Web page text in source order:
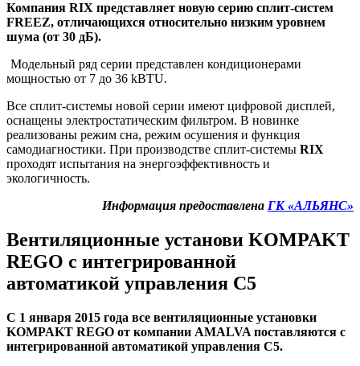
Компания RIX представляет новую серию сплит-систем
FREEZ, отличающихся относительно низким уровнем
шума (от 30 дБ).
Модельный ряд серии представлен кондиционерами
мощностью от 7 до 36 kBTU.
Все сплит-системы новой серии имеют цифровой дисплей,
оснащены электростатическим фильтром. В новинке
реализованы режим сна, режим осушения и функция
самодиагностики. При производстве сплит-системы RIX
проходят испытания на энергоэффективность и
экологичность.
Информация предоставлена ГК «АЛЬЯНС»
Вентиляционные установи KOMPAKT
REGO с интегрированной
автоматикой управления C5
С 1 января 2015 года все вентиляционные установки
KOMPAKT REGO от компании AMALVA поставляются с
интегрированной автоматикой управления C5.